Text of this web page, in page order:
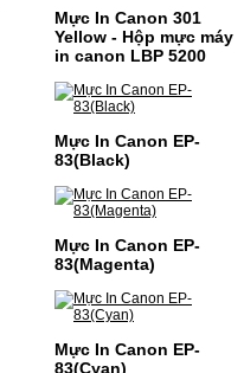
Mực In Canon 301
Yellow - Hộp mực máy
in canon LBP 5200
Mực In Canon EP-
83(Black)
Mực In Canon EP-
83(Magenta)
Mực In Canon EP-
83(Cyan)